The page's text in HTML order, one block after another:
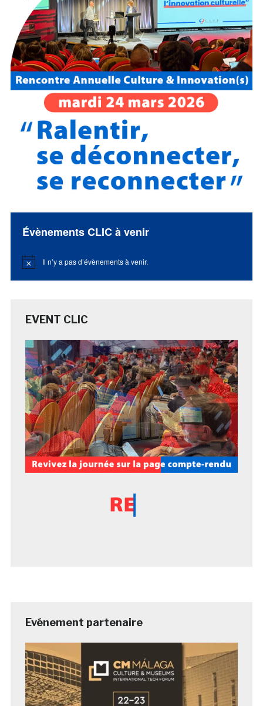
Évènements CLIC à venir
Notice Il n’y a pas d’évènements à venir.
EVENT CLIC
Evénement partenaire